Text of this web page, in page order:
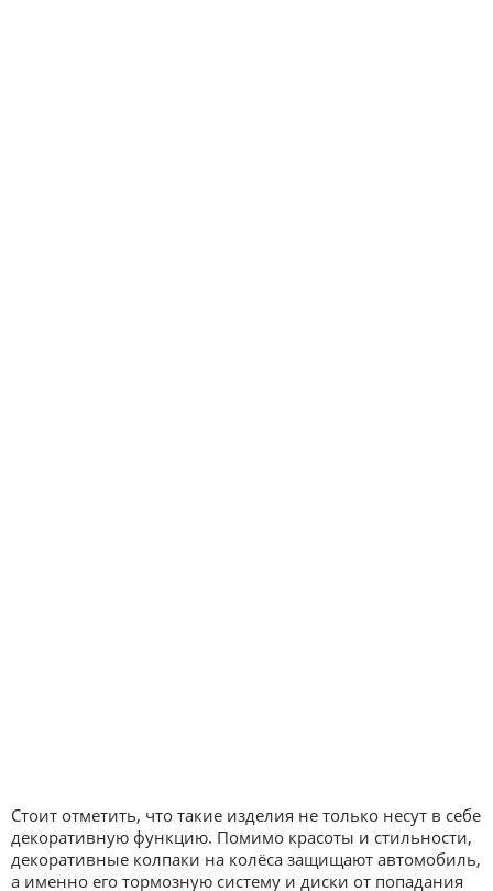
Стоит отметить, что такие изделия не только несут в себе
декоративную функцию. Помимо красоты и стильности,
декоративные колпаки на колёса защищают автомобиль,
а именно его тормозную систему и диски от попадания